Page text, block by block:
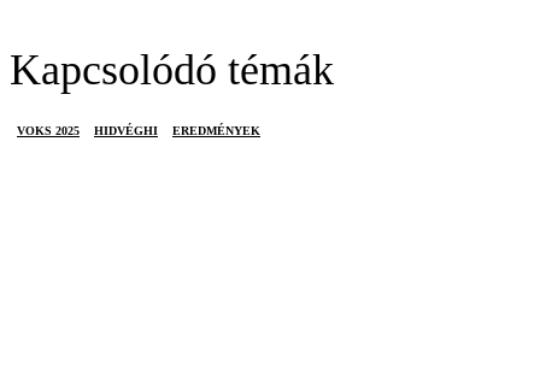
Kapcsolódó témák
VOKS 2025 HIDVÉGHI EREDMÉNYEK